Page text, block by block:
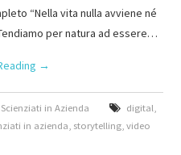
“Nella vita nulla avviene né
per natura ad essere…
→
Scienziati in Azienda digital
in azienda storytelling ,video